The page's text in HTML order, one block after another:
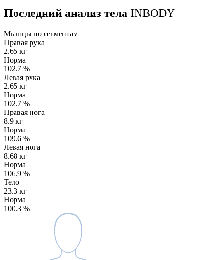
Последний анализ тела INBODY
Мышцы по сегментам
Правая рука
2.65 кг
Норма
102.7 %
Левая рука
2.65 кг
Норма
102.7 %
Правая нога
8.9 кг
Норма
109.6 %
Левая нога
8.68 кг
Норма
106.9 %
Тело
23.3 кг
Норма
100.3 %